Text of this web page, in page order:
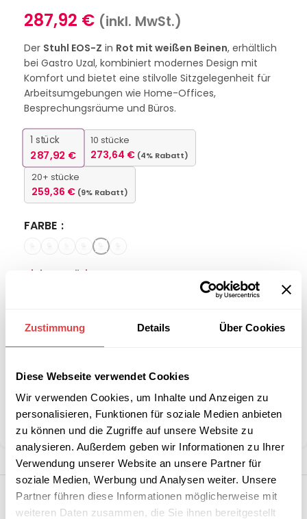
Zustimmung Details Über Cookies
Diese Webseite verwendet Cookies
Wir verwenden Cookies, um Inhalte und Anzeigen zu
personalisieren, Funktionen für soziale Medien anbieten
zu können und die Zugriffe auf unsere Website zu
analysieren. Außerdem geben wir Informationen zu Ihrer
Verwendung unserer Website an unsere Partner für
soziale Medien, Werbung und Analysen weiter. Unsere
Partner führen diese Informationen möglicherweise mit
weiteren Daten zusammen, die Sie ihnen bereitgestellt
287,92 € (inkl. MwSt.)
Der Stuhl EOS-Z in Rot mit weißen Beinen, erhältlich
bei Gastro Uzal, kombiniert modernes Design mit
Komfort und bietet eine stilvolle Sitzgelegenheit für
Arbeitsumgebungen wie Home-Offices,
Besprechungsräume und Büros.
1 stück
287,92 €
10 stücke
273,64 € (4% Rabatt)
20+ stücke
259,36 € (9% Rabatt)
FARBE
Nicht vorrätig
größeren
anfordern
Marke:Gastro Uzal
Teilen: